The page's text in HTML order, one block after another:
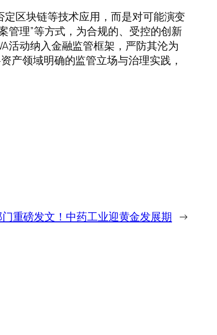
区块链等技术应用，而是对可能演变
管理”等方式，为合规的、受控的创新
活动纳入金融监管框架，严防其沦为
产领域明确的监管立场与治理实践，
重磅发文！中药工业迎黄金发展期 →